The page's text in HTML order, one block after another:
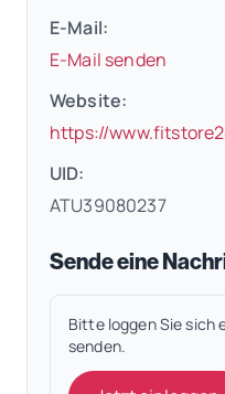
E-Mail:
E-Mail senden
Website:
https://
UID:
ATU39080237
Sende eine
Bitte loggen Sie sich
senden.